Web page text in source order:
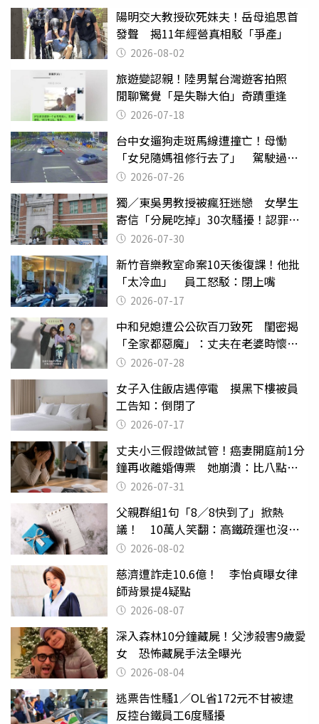
陽明交大教授砍死妹夫！岳母追思首
發聲 揭11年經營真相駁「爭產」
2026-08-02
旅遊變認親！陸男幫台灣遊客拍照
閒聊驚覺「是失聯大伯」奇蹟重逢
2026-07-18
台中女遛狗走斑馬線遭撞亡！母慟
「女兒隨媽祖修行去了」 駕駛過失
致死判9月
2026-07-26
獨／東吳男教授被瘋狂迷戀 女學生
寄信「分屍吃掉」30次騷擾！認罪免
關 2026-07-30
新竹音樂教室命案10天後復課！他批
「太冷血」 員工怒駁：閉上嘴
2026-07-17
中和兒媳遭公公砍百刀致死 閨密揭
「全家都惡魔」：丈夫在老婆時懷孕
摔東西
2026-07-28
女子入住飯店遇停電 摸黑下樓被員
工告知：倒閉了
2026-07-17
丈夫小三假證做試管！癌妻開庭前1分
鐘再收離婚傳票 她崩潰：比八點檔
還扯2026-07-31
父親群組1句「8／8快到了」掀熱
議！ 10萬人笑翻：高鐵疏運也沒列
父親節
2026-08-02
慈濟遭詐走10.6億！ 李怡貞曝女律
師背景提4疑點
2026-08-07
深入森林10分鐘藏屍！父涉殺害9歲愛
女 恐怖藏屍手法全曝光
2026-08-04
逃票告性騷1／OL省172元不甘被逮
反控台鐵員工6度騷擾